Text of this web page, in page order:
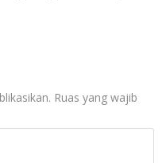
Ruas yang wajib